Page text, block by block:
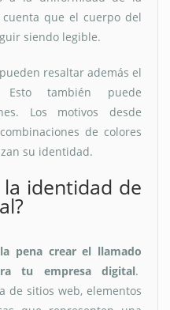
que el cuerpo del
siendo legible.
resaltar además el
Esto también puede
Los motivos desde
de colores
su identidad.
identidad de
pena crear el llamado
tu empresa digital.
de sitios web, elementos